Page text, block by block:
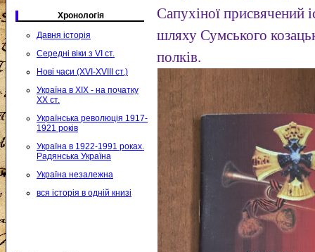
Хронологія
Давня історія
Середні віки з VI ст.
Нові часи (XVI-XVIII ст.)
Україна в XIX - на початку
XX ст.
Українська революція 1917-
1921 років
Україна в 1922-1991 роках.
Радянська Україна
Україна незалежна
вся історія в одній книзі
Сапухіної присвячений
шляху Сумського
полків.